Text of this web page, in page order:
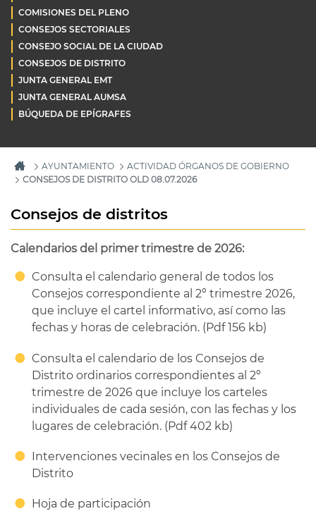
COMISIONES DEL PLENO
CONSEJOS SECTORIALES
CONSEJO SOCIAL DE LA CIUDAD
CONSEJOS DE DISTRITO
JUNTA GENERAL EMT
JUNTA GENERAL AUMSA
BÚQUEDA DE EPÍGRAFES
AYUNTAMIENTO
ACTIVIDAD ÓRGANOS DE GOBIERNO
CONSEJOS DE DISTRITO OLD 08.07.2026
Consejos de distritos
Calendarios del primer trimestre de 2026:
Consulta el calendario general de todos los
Consejos correspondiente al 2º trimestre 2026,
que incluye el cartel informativo, así como las
fechas y horas de celebración. (Pdf 156 kb)
Consulta el calendario de los Consejos de
Distrito ordinarios correspondientes al 2º
trimestre de 2026 que incluye los carteles
individuales de cada sesión, con las fechas y los
lugares de celebración. (Pdf 402 kb)
Intervenciones vecinales en los Consejos de
Distrito
Hoja de participación